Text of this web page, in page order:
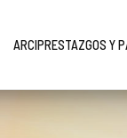
ARCIPRESTAZGOS Y